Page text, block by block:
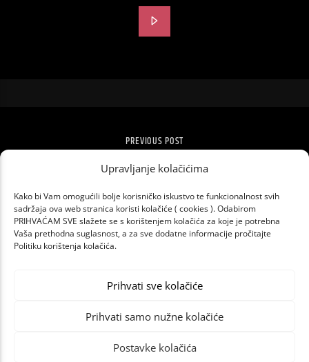
Upravljanje kolačićima
Kako bi Vam omogućili bolje korisničko iskustvo te funkcionalnost svih
sadržaja ova web stranica koristi kolačiće ( cookies ). Odabirom
PRIHVAĆAM SVE slažete se s korištenjem kolačića za koje je potrebna
Vaša prethodna suglasnost, a za sve dodatne informacije pročitajte
Politiku korištenja kolačića.
Prihvati sve kolačiće
Prihvati samo nužne kolačiće
Postavke kolačića
PREVIOUS POST
UDOMLJAVANJE JE FORA